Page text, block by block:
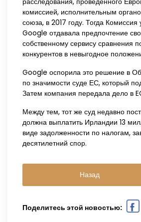
комиссией, исполнительным
союза, в 2017 году. Тогда Комиссия
Google отдавала предпочтение
собственному сервису сравнения
конкурентов в невыгодное
Google оспорила это решение в
по значимости суде ЕС, который
Затем компания передала дело в
Между тем, тот же суд недавно
должна выплатить Ирландии 13
виде задолженности по налогам,
десятилетний спор.
Назад
Поделитесь этой новостью: